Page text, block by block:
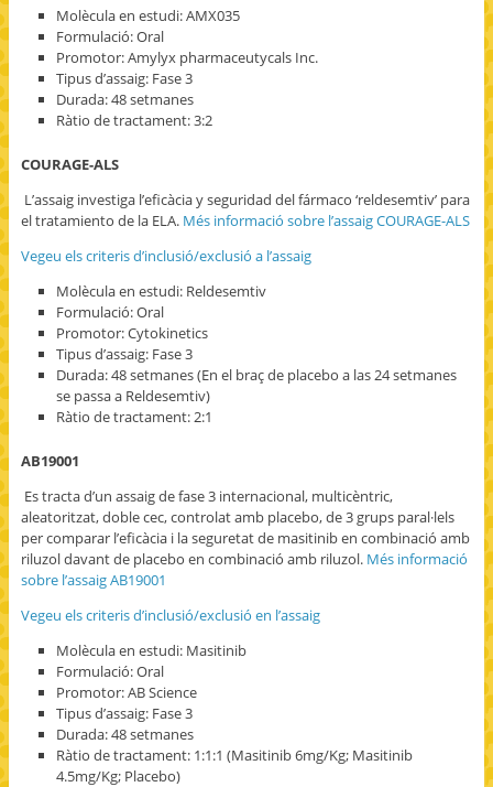
Molècula en estudi: AMX035
Formulació: Oral
Promotor: Amylyx pharmaceutycals Inc.
Tipus d’assaig: Fase 3
Durada: 48 setmanes
Ràtio de tractament: 3:2
COURAGE-ALS
L’assaig investiga l’eficàcia y seguridad del fármaco ‘reldesemtiv’ para
el tratamiento de la ELA.Més informació sobre l’assaig COURAGE-ALS
Vegeu els criteris d’inclusió/exclusió a l’assaig
Molècula en estudi: Reldesemtiv
Formulació: Oral
Promotor: Cytokinetics
Tipus d’assaig: Fase 3
Durada: 48 setmanes (En el braç de placebo a las 24 setmanes
se passa a Reldesemtiv)
Ràtio de tractament: 2:1
AB19001
Es tracta d’un assaig de fase 3 internacional, multicèntric,
aleatoritzat, doble cec, controlat amb placebo, de 3 grups paral·lels
per comparar l’eficàcia i la seguretat de masitinib en combinació amb
riluzol davant de placebo en combinació amb riluzol. Més informació
sobre l’assaig AB19001
Vegeu els criteris d’inclusió/exclusió en l’assaig
Molècula en estudi: Masitinib
Formulació: Oral
Promotor: AB Science
Tipus d’assaig: Fase 3
Durada: 48 setmanes
Ràtio de tractament: 1:1:1 (Masitinib 6mg/Kg; Masitinib
4.5mg/Kg; Placebo)